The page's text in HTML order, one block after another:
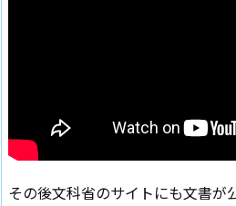
その後文科省のサイトにも文書が